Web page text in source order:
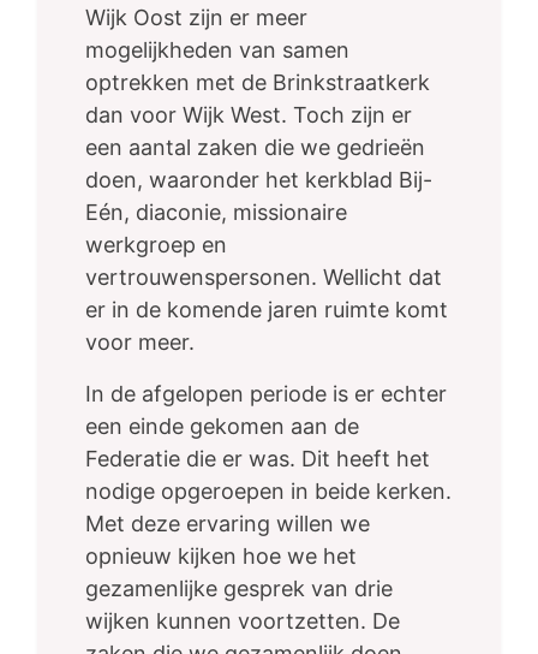
Wijk Oost zijn er meer
mogelijkheden van samen
optrekken met de Brinkstraatkerk
dan voor Wijk West. Toch zijn er
een aantal zaken die we gedrieën
doen, waaronder het kerkblad Bij-
Eén, diaconie, missionaire
werkgroep en
vertrouwenspersonen. Wellicht dat
er in de komende jaren ruimte komt
voor meer.
In de afgelopen periode is er echter
een einde gekomen aan de
Federatie die er was. Dit heeft het
nodige opgeroepen in beide kerken.
Met deze ervaring willen we
opnieuw kijken hoe we het
gezamenlijke gesprek van drie
wijken kunnen voortzetten. De